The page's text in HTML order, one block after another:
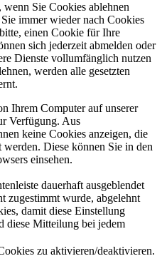
Sie Cookies ablehnen
immer wieder nach Cookies
einen Cookie für Ihre
sich jederzeit abmelden oder
Dienste vollumfänglich nutzen
werden alle gesetzten
Ihrem Computer auf unserer
Verfügung. Aus
keine Cookies anzeigen, die
Diese können Sie in den
einsehen.
dauerhaft ausgeblendet
zugestimmt wurde, abgelehnt
damit diese Einstellung
diese Mitteilung bei jedem
zu aktivieren/deaktivieren.